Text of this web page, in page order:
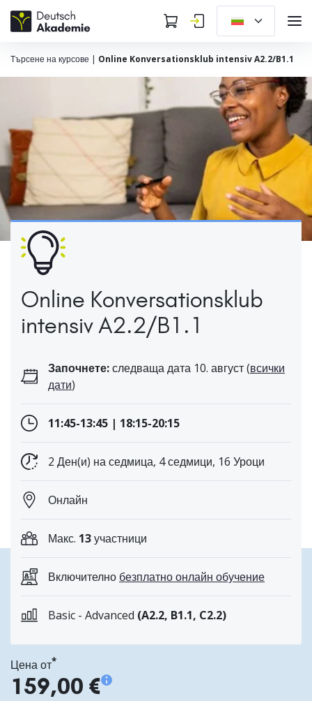
Търсене на курсове | Online Konversationsklub intensiv A2.2/B1.1
Online Konversationsklub
intensiv A2.2/B1.1
Започнете:следваща дата 10. август (всички
дати)
11:45-13:45 | 18:15-20:15
2 Ден(и) на седмица, 4 седмици, 16 Уроци
Онлайн
Макс. 13участници
Включително безплатно онлайн обучение
Basic - Advanced (A2.2, B1.1, C2.2)
Цена от*
159,00 €